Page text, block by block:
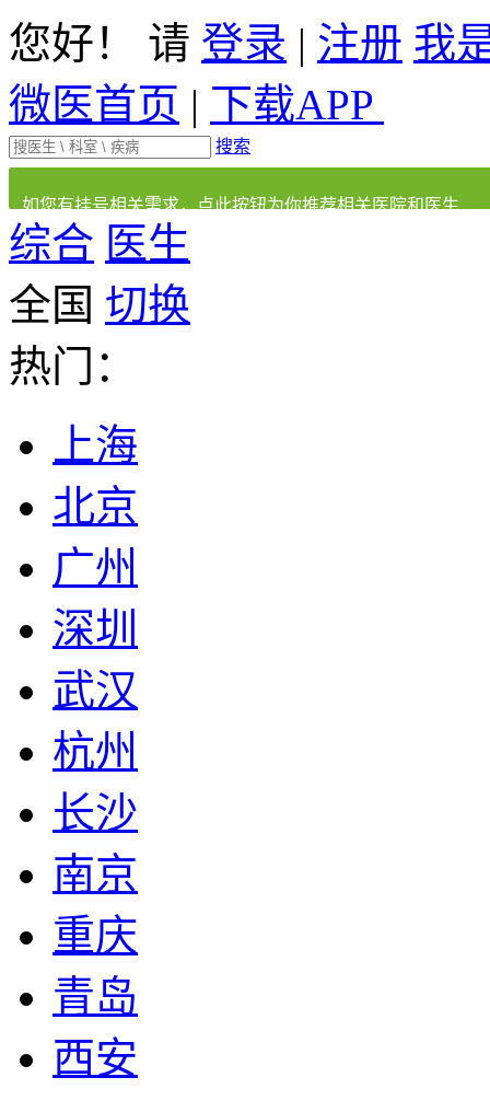
您好！ 请 登录 | 注册 我
微医首页 | 下载APP
搜索
如您有挂号相关需求，点此按钮为你推荐相关医院和医生
综合 医生
全国 切换
热门：
上海
北京
广州
深圳
武汉
杭州
长沙
南京
重庆
青岛
西安